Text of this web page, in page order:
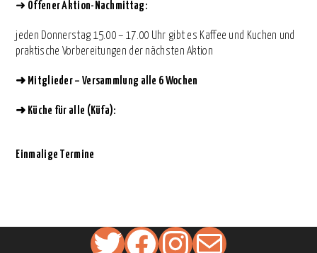
➜ Offener Aktion-Nachmittag:
jeden Donnerstag 15.00 – 17.00 Uhr gibt es Kaffee und Kuchen und
praktische Vorbereitungen der nächsten Aktion
➜ Mitglieder – Versammlung alle 6 Wochen
➜ Küche für alle (Küfa):
Einmalige Termine
Twitter Facebook Instagram Mail